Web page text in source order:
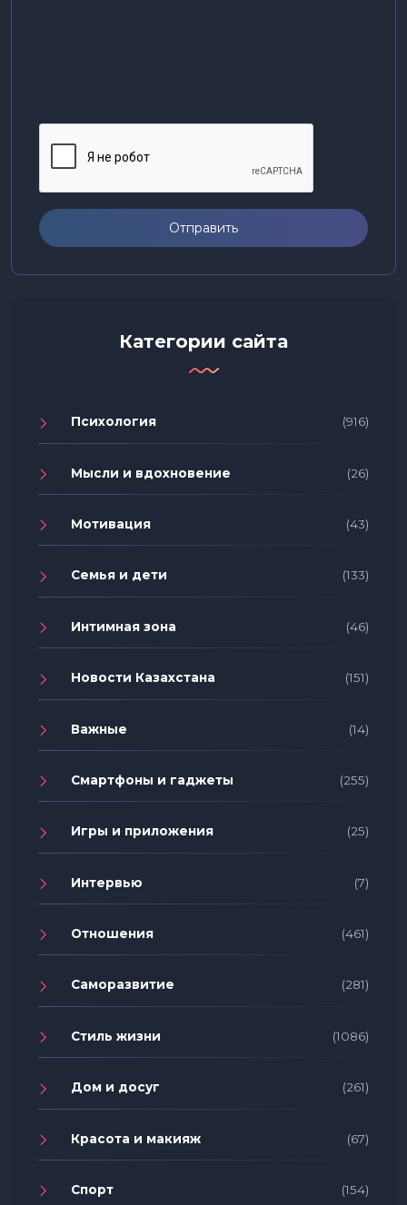
Отправить
Категории сайта
Психология (916)
Мысли и вдохновение (26)
Мотивация (43)
Семья и дети (133)
Интимная зона (46)
Новости Казахстана (151)
Важные (14)
Смартфоны и гаджеты (255)
Игры и приложения (25)
Интервью (7)
Отношения (461)
Саморазвитие (281)
Стиль жизни (1086)
Дом и досуг (261)
Красота и макияж (67)
Спорт (154)